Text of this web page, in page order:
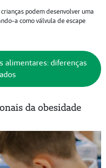
podem desenvolver uma
a como válvula de escape
alimentares: diferenças
da obesidade